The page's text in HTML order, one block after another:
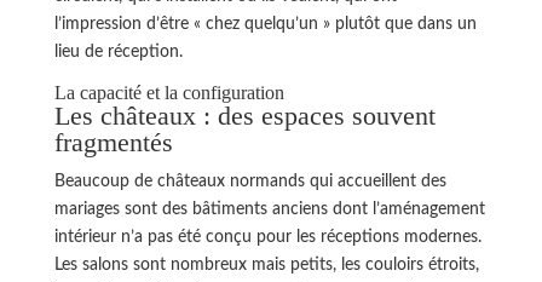
l’impression d’être « chez quelqu’un » plutôt que dans un
lieu de réception.
La capacité et la configuration
Les châteaux : des espaces souvent
fragmentés
Beaucoup de châteaux normands qui accueillent des
mariages sont des bâtiments anciens dont l’aménagement
intérieur n’a pas été conçu pour les réceptions modernes.
Les salons sont nombreux mais petits, les couloirs étroits,